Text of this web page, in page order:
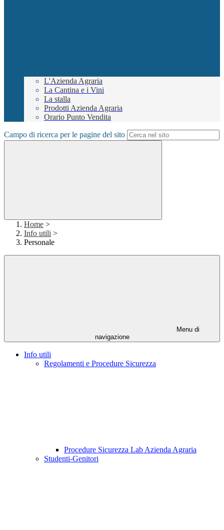
L'Azienda Agraria
La Cantina e i Vini
La stalla
Prodotti Azienda Agraria
Orario Punto Vendita
Campo di ricerca per le pagine del sito
Home >
Info utili >
Personale
Menu di
navigazione
Info utili
Regolamenti e Procedure Sicurezza
Procedure Sicurezza Lab Azienda Agraria
Studenti-Genitori